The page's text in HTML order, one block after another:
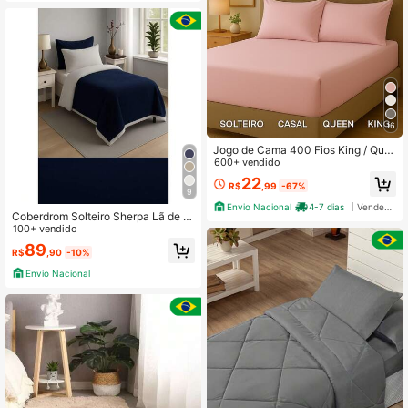
9
Coberdrom Solteiro Sherpa Lã de c
arneiro 2,00x 1,80
100+ vendido
R$89 ,90 -10%
Envio Nacional
16
Jogo de Cama 400 Fios King / Que
en / Casal Padrão / Solteiro Lençol
+ Fronhas
600+ vendido
R$22,99 -67%
Envio Nacional
4-7 dias